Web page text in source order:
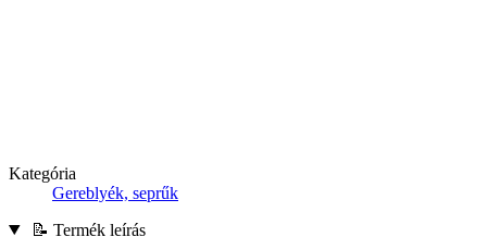
Kategória
Gereblyék, seprűk
📝 Termék leírás